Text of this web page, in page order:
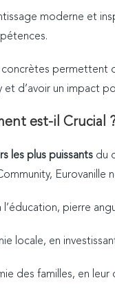
moderne et
permettent
d’avoir un impact
est-il Crucial
les plus puissantsdu
Eurovanille
l’éducation, pierre
locale, en
des familles, en